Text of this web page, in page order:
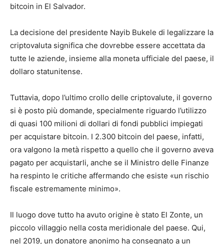
bitcoin in El Salvador.
La decisione del presidente Nayib Bukele di legalizzare la
criptovaluta significa che dovrebbe essere accettata da
tutte le aziende, insieme alla moneta ufficiale del paese, il
dollaro statunitense.
Tuttavia, dopo l’ultimo crollo delle criptovalute, il governo
si è posto più domande, specialmente riguardo l’utilizzo
di quasi 100 milioni di dollari di fondi pubblici impiegati
per acquistare bitcoin. I 2.300 bitcoin del paese, infatti,
ora valgono la metà rispetto a quello che il governo aveva
pagato per acquistarli, anche se il Ministro delle Finanze
ha respinto le critiche affermando che esiste «un rischio
fiscale estremamente minimo».
Il luogo dove tutto ha avuto origine è stato El Zonte, un
piccolo villaggio nella costa meridionale del paese. Qui,
nel 2019, un donatore anonimo ha consegnato a un